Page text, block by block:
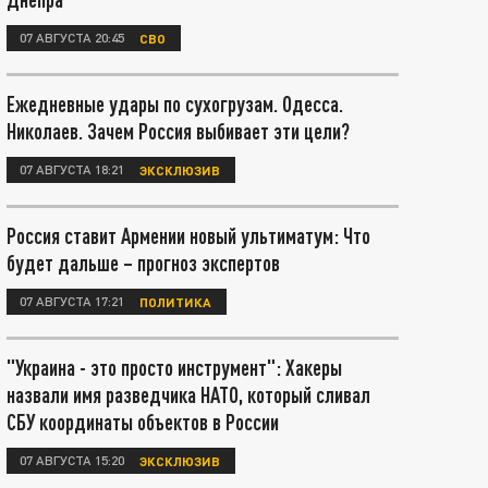
07 АВГУСТА 20:45 СВО
Ежедневные удары по сухогрузам. Одесса.
Николаев. Зачем Россия выбивает эти цели?
07 АВГУСТА 18:21 ЭКСКЛЮЗИВ
Россия ставит Армении новый ультиматум: Что
будет дальше – прогноз экспертов
07 АВГУСТА 17:21 ПОЛИТИКА
"Украина - это просто инструмент": Хакеры
назвали имя разведчика НАТО, который сливал
СБУ координаты объектов в России
07 АВГУСТА 15:20 ЭКСКЛЮЗИВ